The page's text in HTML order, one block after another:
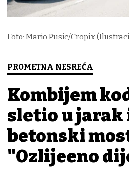
Foto: Mario Pusic/Cropix
PROMETNA NESREĆA
Kombijem
sletio u jarak
betonski
"Ozlijeđeno